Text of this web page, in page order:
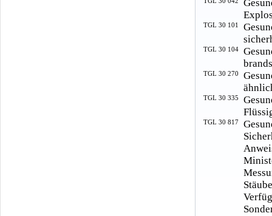
TGL 30 101
TGL 30 104
TGL 30 270
TGL 30 335
TGL 30 817